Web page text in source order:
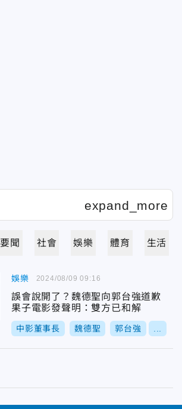
要聞 社會 娛樂 體育 生活
娛樂
誤會說開了？魏德聖向郭台強道歉
果子電影發聲明：雙方已和解
中影董事長 魏德聖 郭台強
2024/08/09 09:16